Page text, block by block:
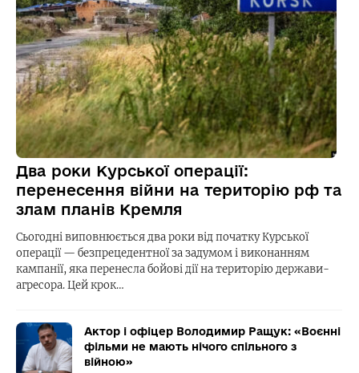
Два роки Курської операції:
перенесення війни на територію рф та
злам планів Кремля
Сьогодні виповнюється два роки від початку Курської
операції — безпрецедентної за задумом і виконанням
кампанії, яка перенесла бойові дії на територію держави-
агресора. Цей крок…
Актор і офіцер Володимир Ращук: «Воєнні
фільми не мають нічого спільного з
війною»